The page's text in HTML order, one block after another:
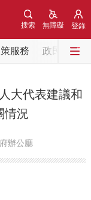
登錄
無障礙
搜索
服務 政民互動
部門動態
大代表建議和
情況
辦公廳